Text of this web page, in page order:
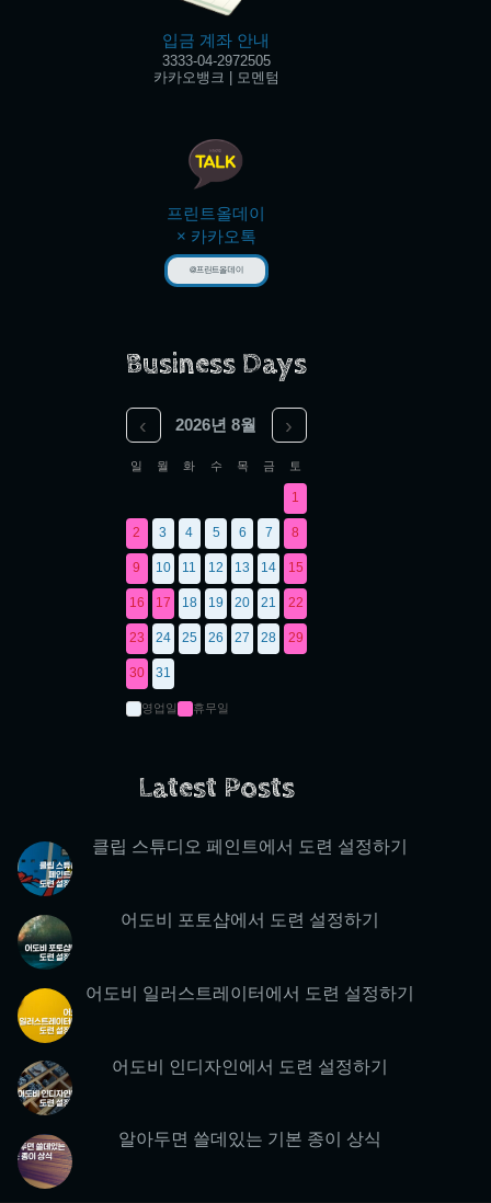
입금 계좌 안내
3333-04-2972505
카카오뱅크 | 모멘텀
프린트올데이
× 카카오톡
@프린트올데이
Business Days
‹ 2026년 8월 ›
일 월 화 수 목 금 토
1
2 3 4 5 6 7 8
9 10 11 12 13 14 15
16 17 18 19 20 21 22
23 24 25 26 27 28 29
30 31
영업일 휴무일
Latest Posts
클립 스튜디오 페인트에서 도련 설정하기
어도비 포토샵에서 도련 설정하기
어도비 일러스트레이터에서 도련 설정하기
어도비 인디자인에서 도련 설정하기
알아두면 쓸데있는 기본 종이 상식